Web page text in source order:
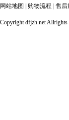
网站地图 购物流程 售后
Copyright dfjzh.net Allrights